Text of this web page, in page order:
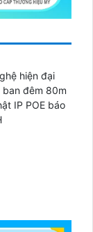
hiện đại
ban đêm 80m
IP POE báo